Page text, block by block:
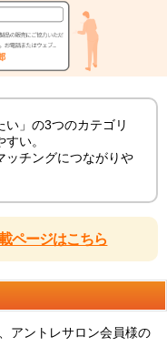
い」の3つのカテゴリ
い。
ッチングにつながりや
ページはこちら
アントレサロン会員様の